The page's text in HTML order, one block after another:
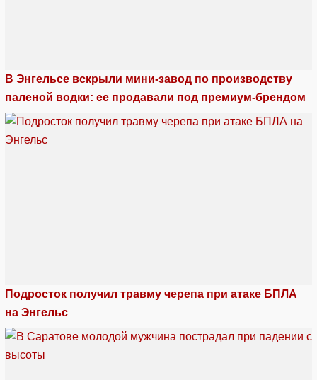
В Энгельсе вскрыли мини-завод по производству
паленой водки: ее продавали под премиум-брендом
Подросток получил травму черепа при атаке БПЛА
на Энгельс